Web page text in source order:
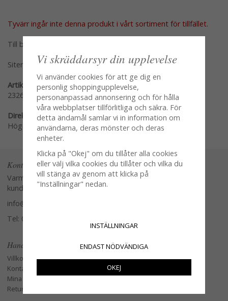
Tyvärr ingår inte denna produkt i vårt sortiment för tillfället.
Till butikens startsida »
Sitemap »
Artikelnummer:
23261-FK
Direktlänk:
Högerklicka och kopiera adressen
Kontakta oss
Varmt välkommen att kontakta vår
kundtjänst.
info@glasverandan.se
Tel: 079-3495968
Handla
Villkor
Kontakta oss
Mina favoriter
Retur och Reklamation
Vi skräddarsyr din upplevelse
Vi använder cookies för att ge dig en
personlig shoppingupplevelse,
personanpassad annonsering och för hålla
våra webbplatser tillförlitliga och säkra. För
detta ändamål samlar vi in information om
användarna, deras mönster och deras
enheter.
Klicka på "Okej" om du tillåter alla cookies
eller välj vilka cookies du tillåter och vilka du
vill stänga av genom att klicka på
"Inställningar" nedan.
INSTÄLLNINGAR
ENDAST NÖDVÄNDIGA
OKEJ